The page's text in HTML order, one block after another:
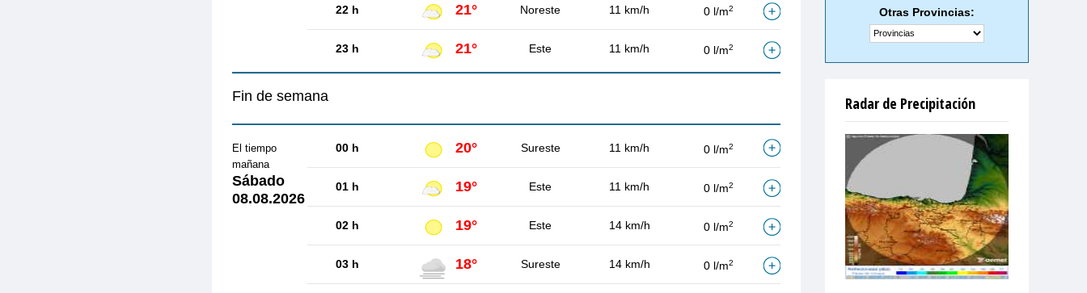
22 h 21° Noreste 11 km/h 0 l/m2
23 h 21° Este 11 km/h 0 l/m2
Fin de semana
El tiempo
mañana
Sábado
08.08.2026
00 h 20° Sureste 11 km/h 0 l/m2
01 h 19° Este 11 km/h 0 l/m2
02 h 19° Este 14 km/h 0 l/m2
03 h 18° Sureste 14 km/h 0 l/m2
Otras Provincias:
Radar de Precipitación